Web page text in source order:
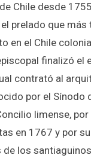
Chile desde
prelado que
en el Chile
finalizó el
contrató al
por el Sínodo
limense,
en 1767 y por
los